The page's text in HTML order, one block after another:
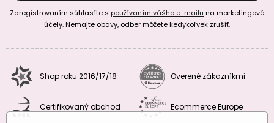
Zaregistrovaním súhlasíte s používaním vášho e-mailu na marketingové
účely. Nemajte obavy, odber môžete kedykoľvek zrušiť.
Shop roku 2016/17/18 Overené zákazníkmi
Certifikovaný obchod Ecommerce Europe